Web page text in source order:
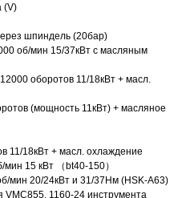
(V)
шпиндель (20бар)
об/мин 15/37кВт с масляным
оборотов 11/18кВт + масл.
(мощность 11кВт) + масляное
11/18кВт + масл. охлаждение
15 кВт （bt40-150）
мин 20/24кВт и 31/37Нм (HSK-A63)
VMC855, 1160-24 инструмента